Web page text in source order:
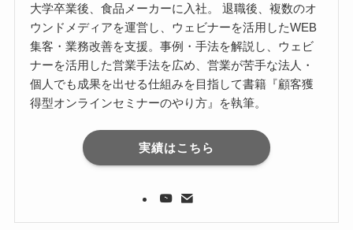
大学卒業後、食品メーカーに入社。 退職後、複数のオ
ウンドメディアを運営し、ウェビナーを活用したWEB
集客・業務改善を支援。事例・手法を解説し、ウェビ
ナーを活用した営業手法を広め、営業が苦手な法人・
個人でも成果を出せる仕組みを目指して書籍『顧客獲
得型オンラインセミナーのやり方』を執筆。
実績はこちら